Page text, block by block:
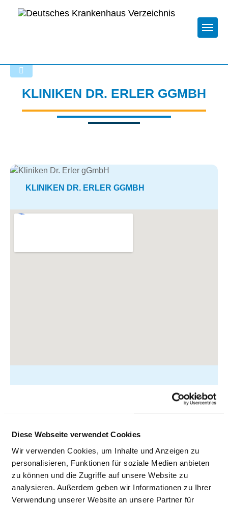
Diese Webseite verwendet Cookies
Wir verwenden Cookies, um Inhalte und Anzeigen zu
personalisieren, Funktionen für soziale Medien anbieten
zu können und die Zugriffe auf unsere Website zu
analysieren. Außerdem geben wir Informationen zu Ihrer
Verwendung unserer Website an unsere Partner für
KLINIKEN DR. ERLER GGMBH
KLINIKEN DR. ERLER GGMBH
Kontumazgarten 4-19
ed.kinilk-relre@ofni
Anfahrt
https://www.erler-klinik.de